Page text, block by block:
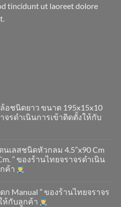
tincidunt ut laoreet dolore
อชนิดยาว ขนาด 195x15x10
จรดำเนินการเข้าติดตั้ง​ให้กับ
นเลสชนิดหัวกลม 4.5”x90 Cm
” ของร้านไทยจราจรดำเนิน
ค้า
ก Manual ” ของร้านไทยจราจร
ห้กับลูกค้า